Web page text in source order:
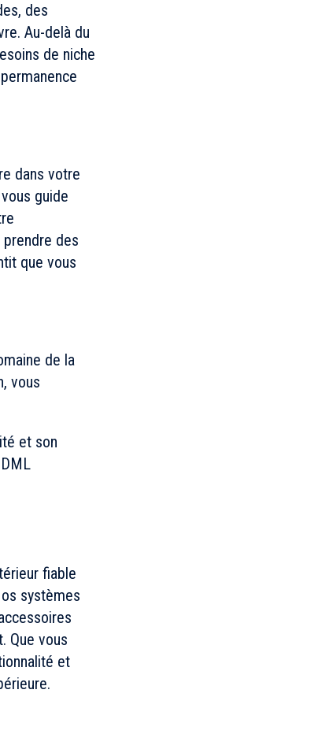
des
Au-delà du
de niche
dans votre
guide
des
que vous
de la
vous
et son
fiable
systèmes
Que vous
et